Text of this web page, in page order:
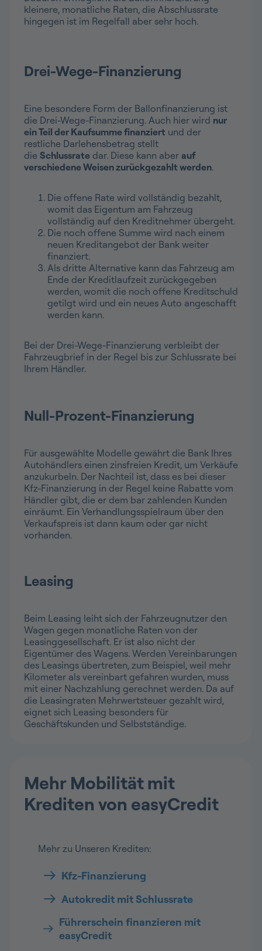
kleinere, monatliche Raten, die Abschlussrate
hingegen ist im Regelfall aber sehr hoch.
Drei-Wege-Finanzierung
Eine besondere Form der Ballonfinanzierung ist
die Drei-Wege-Finanzierung. Auch hier wird nur
ein Teil der Kaufsumme finanziert und der
restliche Darlehensbetrag stellt
die Schlussrate dar. Diese kann aber auf
verschiedene Weisen zurückgezahlt werden.
Die offene Rate wird vollständig bezahlt,
womit das Eigentum am Fahrzeug
vollständig auf den Kreditnehmer übergeht.
Die noch offene Summe wird nach einem
neuen Kreditangebot der Bank weiter
finanziert.
Als dritte Alternative kann das Fahrzeug am
Ende der Kreditlaufzeit zurückgegeben
werden, womit die noch offene Kreditschuld
getilgt wird und ein neues Auto angeschafft
werden kann.
Bei der Drei-Wege-Finanzierung verbleibt der
Fahrzeugbrief in der Regel bis zur Schlussrate bei
Ihrem Händler.
Null-Prozent-Finanzierung
Für ausgewählte Modelle gewährt die Bank Ihres
Autohändlers einen zinsfreien Kredit, um Verkäufe
anzukurbeln. Der Nachteil ist, dass es bei dieser
Kfz-Finanzierung in der Regel keine Rabatte vom
Händler gibt, die er dem bar zahlenden Kunden
einräumt. Ein Verhandlungsspielraum über den
Verkaufspreis ist dann kaum oder gar nicht
vorhanden.
Leasing
Beim Leasing leiht sich der Fahrzeugnutzer den
Wagen gegen monatliche Raten von der
Leasinggesellschaft. Er ist also nicht der
Eigentümer des Wagens. Werden Vereinbarungen
des Leasings übertreten, zum Beispiel, weil mehr
Kilometer als vereinbart gefahren wurden, muss
mit einer Nachzahlung gerechnet werden. Da auf
die Leasingraten Mehrwertsteuer gezahlt wird,
eignet sich Leasing besonders für
Geschäftskunden und Selbstständige.
Mehr Mobilität mit
Krediten von easyCredit
Mehr zu Unseren Krediten:
Kfz-Finanzierung
Autokredit mit Schlussrate
Führerschein finanzieren mit
easyCredit